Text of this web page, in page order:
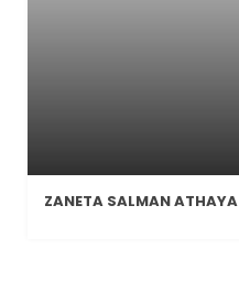
ZANETA SALMAN ATHAYA